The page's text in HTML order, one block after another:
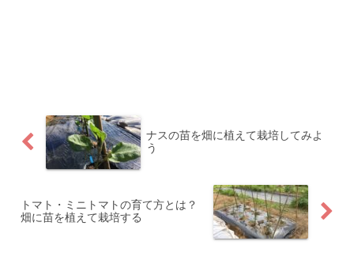
ナスの苗を畑に植えて栽培してみよ
う
トマト・ミニトマトの育て方とは？
畑に苗を植えて栽培する